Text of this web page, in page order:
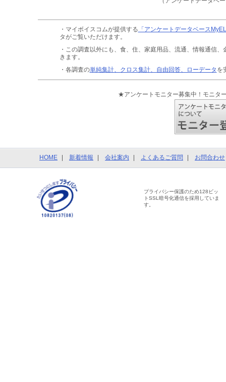
・マイボイスコムが提供する 「アンケートデータベース
タがご覧いただけます。
・この調査以外にも、食、住、家庭用品、流通、情報通信、
きます。
・各調査の単純集計、クロス集計、自由回答、ローデータ を
★アンケートモニター募集中！モニタ
HOME 新着情報 会社案内 よくあるご質問 お問合わせ
プライバシー保護のため128ビッ
トSSL暗号化通信を採用していま
す。